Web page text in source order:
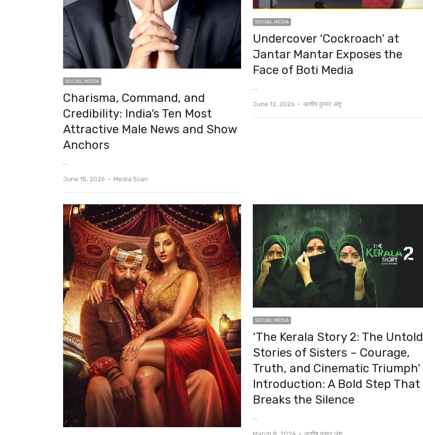
SOCIAL MEDIA
Charisma, Command, and
Credibility: India’s Ten Most
Attractive Male News and Show
Anchors
June 15, 2026 Author
Media Scan
SOCIAL MEDIA
Undercover ‘Cockroach’ at
Jantar Mantar Exposes the
Face of Boti Media
…
June 12, 2026 Author
आशीष कुमार अंशु
SOCIAL MEDIA
‘The Kerala Story 2: The Untold
Stories of Sisters – Courage,
Truth, and Cinematic Triumph’
Introduction: A Bold Step That
Breaks the Silence
Author